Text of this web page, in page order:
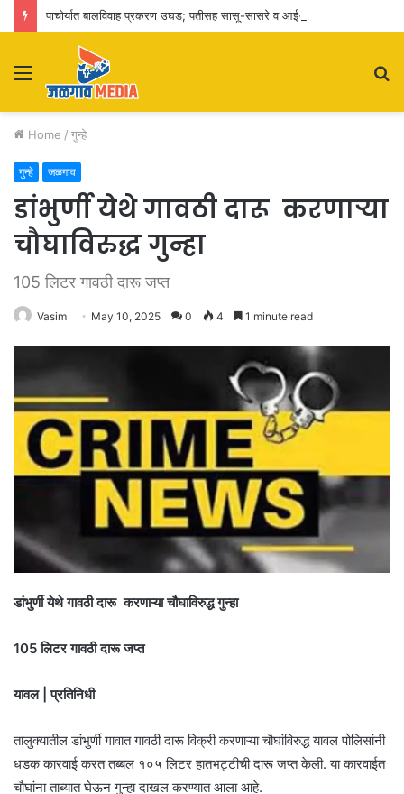
Menu
Home / गुन्हे
गुन्हे जळगाव
डांभुर्णी येथे गावठी दारू करणाऱ्या
चौघाविरुद्ध गुन्हा
105 लिटर गावठी दारू जप्त
Vasim May 10, 2025 0 4 1 minute read
डांभुर्णी येथे गावठी दारू करणाऱ्या चौघाविरुद्ध गुन्हा
105 लिटर गावठी दारू जप्त
यावल | प्रतिनिधी
तालुक्यातील डांभुर्णी गावात गावठी दारू विक्री करणाऱ्या चौघांविरुद्ध यावल पोलिसांनी
धडक कारवाई करत तब्बल १०५ लिटर हातभट्टीची दारू जप्त केली. या कारवाईत
चौघांना ताब्यात घेऊन गुन्हा दाखल करण्यात आला आहे.